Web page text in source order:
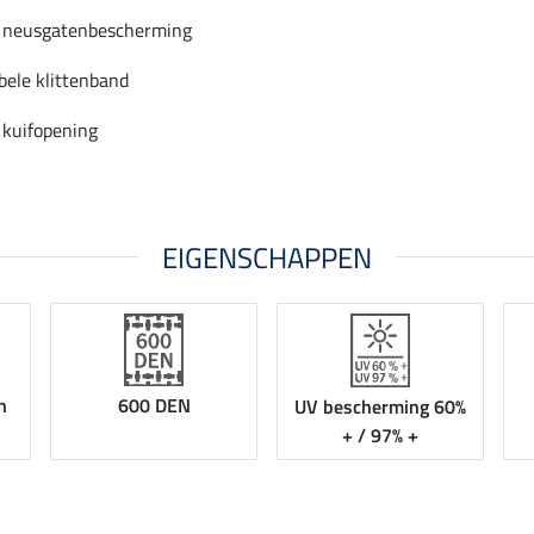
klittenband
EIGENSCHAPPEN
600 DEN
UV bescherming 60%
+ / 97% +